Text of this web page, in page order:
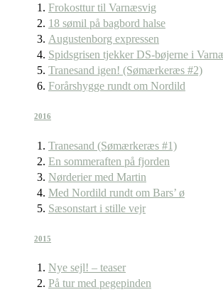
Frokosttur til Varnæsvig
18 sømil på bagbord halse
Augustenborg expressen
Spidsgrisen tjekker DS-bøjerne i
Tranesand igen! (Sømærkeræs #2)
Forårshygge rundt om Nordild
2016
Tranesand (Sømærkeræs #1)
En sommeraften på fjorden
Nørderier med Martin
Med Nordild rundt om Bars’ ø
Sæsonstart i stille vejr
2015
Nye sejl! – teaser
På tur med pegepinden